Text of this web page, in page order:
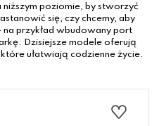
poziomie, by stworzyć
się, czy chcemy, aby
na przykład wbudowany port
Dzisiejsze modele oferują
ułatwiają codzienne życie.